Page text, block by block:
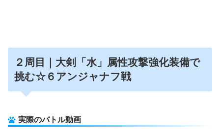
２周目｜大剣「水」属性攻撃強化装備で
挑む☆６アンジャナフ戦
実際のバトル動画